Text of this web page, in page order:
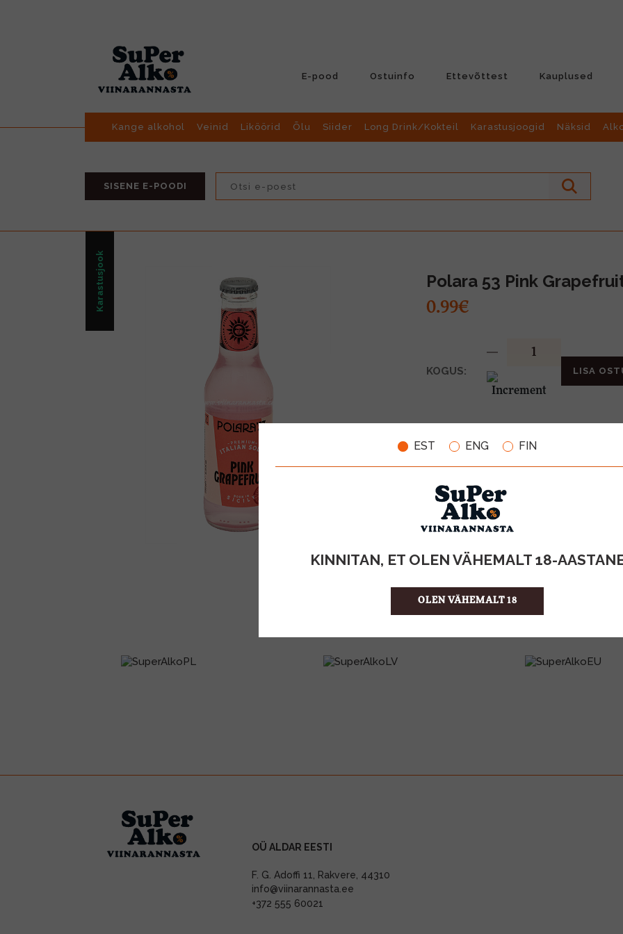
EST ENG FIN
KINNITAN, ET OLEN VÄHEMALT 18-
OLEN VÄHEMALT 18
E-pood Ostuinfo Ettevõttest Kauplused
Kange alkohol Veinid Liköörid Õlu Siider Long Drink/Kokteil Karastusjoogid Näksid
SISENE E-POODI
Karastusjook Polara 53 Pink
0.99€
KOGUS: LISA
PÄRITOLURIIK
TOOTE LIIK Toonik
PANT
ÜHIKU HIND
KOOD
KOGUS KASTIS
OÜ ALDAR EESTI
F. G. Adoffi 11, Rakvere, 44310
info@viinarannasta.ee
+372 555 60021